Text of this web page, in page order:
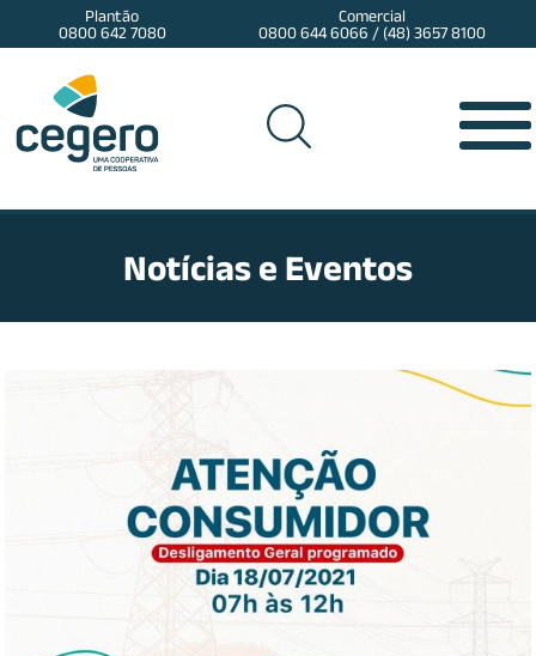
Plantão
0800 642 7080
Comercial
0800 644 6066 / (48) 3657 8100
Notícias e Eventos